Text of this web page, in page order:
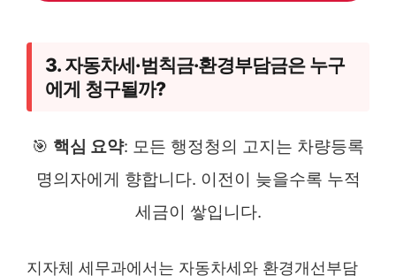
3. 자동차세·범칙금·환경부담금은 누구
에게 청구될까?
🎯 핵심 요약: 모든 행정청의 고지는 차량등록
명의자에게 향합니다. 이전이 늦을수록 누적
세금이 쌓입니다.
지자체 세무과에서는 자동차세와 환경개선부담